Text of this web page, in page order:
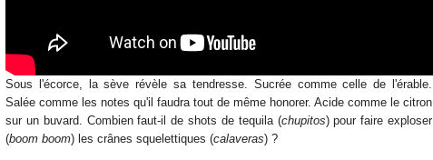
Sous l'écorce, la sève révèle sa tendresse. Sucrée comme celle de l'érable.
Salée comme les notes qu'il faudra tout de même honorer. Acide comme le citron
sur un buvard. Combien faut-il de shots de tequila (chupitos) pour faire exploser
(boom boom) les crânes squelettiques (calaveras) ?